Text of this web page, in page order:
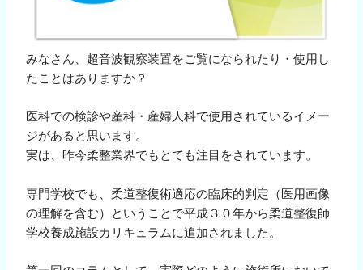
みなさん、超音波観察装置をご覧になられたり・使用し
たことはありますか？
医科での検診や産科・産婦人科で使用されているイメー
ジがあると思います。
実は、昨今柔整業界でもとても注目をされています。
専門学校でも、柔道整復術適応の臨床的判定（医用画像
の理解を含む）ということで平成３０年から柔道整復師
学校養成施設カリキュラムに追加されました。